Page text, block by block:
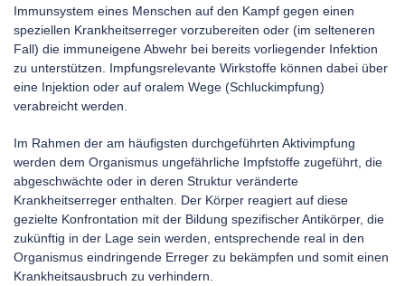
Immunsystem eines Menschen auf den Kampf gegen einen
speziellen Krankheitserreger vorzubereiten oder (im selteneren
Fall) die immuneigene Abwehr bei bereits vorliegender Infektion
zu unterstützen. Impfungsrelevante Wirkstoffe können dabei über
eine Injektion oder auf oralem Wege (Schluckimpfung)
verabreicht werden.
Im Rahmen der am häufigsten durchgeführten Aktivimpfung
werden dem Organismus ungefährliche Impfstoffe zugeführt, die
abgeschwächte oder in deren Struktur veränderte
Krankheitserreger enthalten. Der Körper reagiert auf diese
gezielte Konfrontation mit der Bildung spezifischer Antikörper, die
zukünftig in der Lage sein werden, entsprechende real in den
Organismus eindringende Erreger zu bekämpfen und somit einen
Krankheitsausbruch zu verhindern.